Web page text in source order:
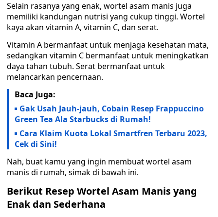
Selain rasanya yang enak, wortel asam manis juga
memiliki kandungan nutrisi yang cukup tinggi. Wortel
kaya akan vitamin A, vitamin C, dan serat.
Vitamin A bermanfaat untuk menjaga kesehatan mata,
sedangkan vitamin C bermanfaat untuk meningkatkan
daya tahan tubuh. Serat bermanfaat untuk
melancarkan pencernaan.
Baca Juga:
Gak Usah Jauh-jauh, Cobain Resep Frappuccino
Green Tea Ala Starbucks di Rumah!
Cara Klaim Kuota Lokal Smartfren Terbaru 2023,
Cek di Sini!
Nah, buat kamu yang ingin membuat wortel asam
manis di rumah, simak di bawah ini.
Berikut Resep Wortel Asam Manis yang
Enak dan Sederhana